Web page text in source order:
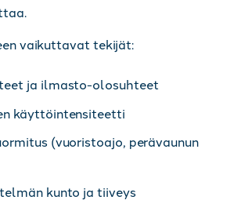
vaikuttavat tekijät:
ja ilmasto-olosuhteet
käyttöintensiteetti
(vuoristoajo, perävaunun
kunto ja tiiveys